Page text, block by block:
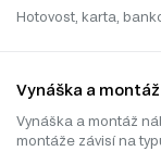
Hotovost, karta,
Vynáška a montáž
Vynáška a montáž
montáže závisí na